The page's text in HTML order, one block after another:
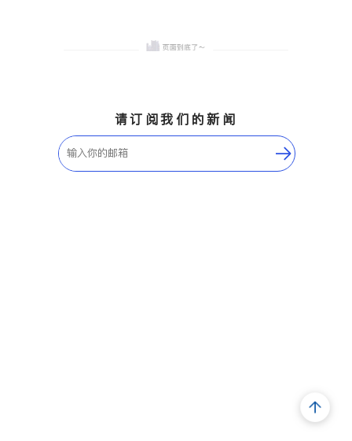
请订阅我们的新闻